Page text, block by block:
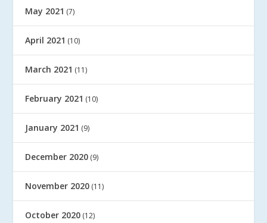
May 2021 (7)
April 2021 (10)
March 2021 (11)
February 2021 (10)
January 2021 (9)
December 2020 (9)
November 2020 (11)
October 2020 (12)